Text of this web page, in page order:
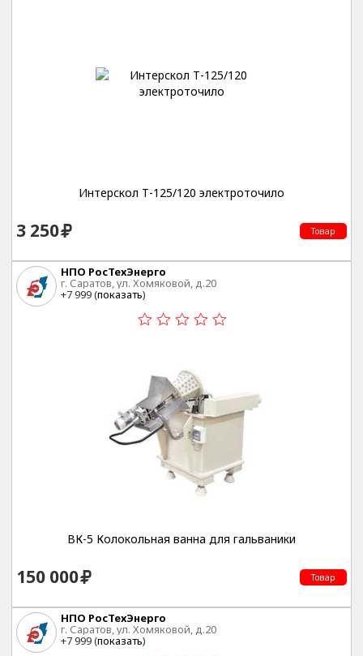
Интерскол Т-125/120 электроточило
3 250 Товар
НПО РосТехЭнерго
г. Саратов, ул. Хомяковой, д.20
+7 999 (показать)
ВК-5 Колокольная ванна для гальваники
150 000 Товар
НПО РосТехЭнерго
г. Саратов, ул. Хомяковой, д.20
+7 999 (показать)